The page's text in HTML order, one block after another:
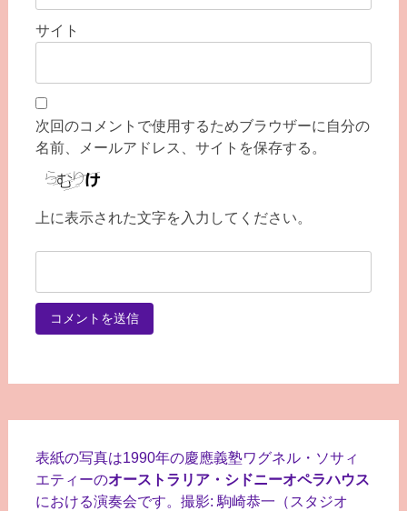
サイト
次回のコメントで使用するためブラウザーに自分の
名前、メールアドレス、サイトを保存する。
上に表示された文字を入力してください。
表紙の写真は1990年の慶應義塾ワグネル・ソサィ
エティーのオーストラリア・シドニーオペラハウス
における演奏会です。撮影: 駒崎恭一（スタジオ